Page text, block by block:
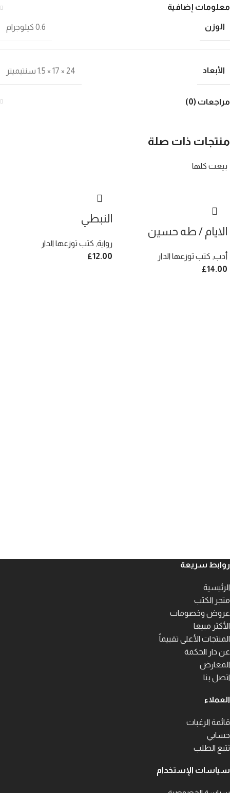
معلومات إضافية
الوزن 0.6 كيلوجرام
الأبعاد 24 × 17 × 1.5 سنتيميتر
مراجعات (0)
منتجات ذات صلة
بيعت كلها
الايام / طه حسين
أدب كتب توزعها الدار
£14.00
النبطي
رواية كتب توزعها الدار
£12.00
روابط سريعة
الرئيسية
متجر الكتب
عروض وخصومات
الأكثر مبيعا
المنتجات الأعلى تقييماً
عن دار الحكمة
المعارض
اتصل بنا
العملاء
قائمة الرغبات
حسابي
تتبع الطلب
سياسات الإستخدام